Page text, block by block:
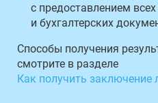
с предоставлением
и бухгалтерских
Способы получения
смотрите в разделе
Как получить заключение